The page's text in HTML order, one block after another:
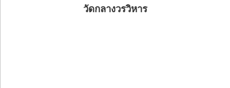
วัดกลางวรวิหาร